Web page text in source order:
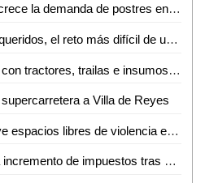
Por temporada navideña crece la demanda de postres entre los pasteleros de Ciudad Valles
Embalsamar a tus seres queridos, el reto más difícil de un embalsamador: Óscar Moya
Sedarh apoya municipios con tractores, trailas e insumos para cultivo en la Huasteca
a Villa de Reyes
Gobierno estatal promueve espacios libres de violencia en las escuelas
Alcalde vallense descarta incremento de impuestos tras solicitud de crédito